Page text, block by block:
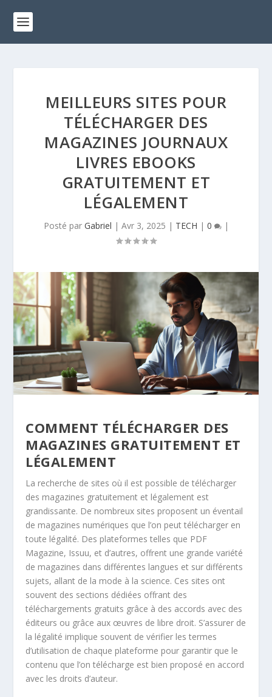
MEILLEURS SITES POUR
TÉLÉCHARGER DES
MAGAZINES JOURNAUX
LIVRES EBOOKS
GRATUITEMENT ET
LÉGALEMENT
Posté par Gabriel | Avr 3, 2025 | TECH | 0 |
COMMENT TÉLÉCHARGER DES
MAGAZINES GRATUITEMENT ET
LÉGALEMENT
La recherche de sites où il est possible de télécharger
des magazines gratuitement et légalement est
grandissante. De nombreux sites proposent un éventail
de magazines numériques que l’on peut télécharger en
toute légalité. Des plateformes telles que PDF
Magazine, Issuu, et d’autres, offrent une grande variété
de magazines dans différentes langues et sur différents
sujets, allant de la mode à la science. Ces sites ont
souvent des sections dédiées offrant des
téléchargements gratuits grâce à des accords avec des
éditeurs ou grâce aux œuvres de libre droit. S’assurer de
la légalité implique souvent de vérifier les termes
d’utilisation de chaque plateforme pour garantir que le
contenu que l’on télécharge est bien proposé en accord
avec les droits d’auteur.